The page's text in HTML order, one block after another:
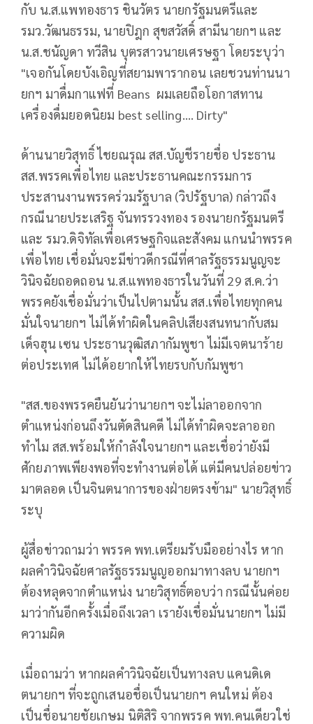
กับ น.ส.แพทองธาร ชินวัตร นายกรัฐมนตรีและ
รมว.วัฒนธรรม, นายปิฎก สุขสวัสดิ์ สามีนายกฯ และ
น.ส.ชนัญดา ทวีสิน บุตรสาวนายเศรษฐา โดยระบุว่า
"เจอกันโดยบังเอิญที่สยามพารากอน เลยชวนท่านนา
ยกฯ มาดื่มกาแฟที่ Beans ผมเลยถือโอกาสทาน
เครื่องดื่มยอดนิยม best selling…. Dirty"
ด้านนายวิสุทธิ์ ไชยณรุณ สส.บัญชีรายชื่อ ประธาน
สส.พรรคเพื่อไทย และประธานคณะกรรมการ
ประสานงานพรรคร่วมรัฐบาล (วิปรัฐบาล) กล่าวถึง
กรณีนายประเสริฐ จันทรรวงทอง รองนายกรัฐมนตรี
และ รมว.ดิจิทัลเพื่อเศรษฐกิจและสังคม แกนนำพรรค
เพื่อไทย เชื่อมั่นจะมีข่าวดีกรณีที่ศาลรัฐธรรมนูญจะ
วินิจฉัยถอดถอน น.ส.แพทองธารในวันที่ 29 ส.ค.ว่า
พรรคยังเชื่อมั่นว่าเป็นไปตามนั้น สส.เพื่อไทยทุกคน
มั่นใจนายกฯ ไม่ได้ทำผิดในคลิปเสียงสนทนากับสม
เด็จฮุน เซน ประธานวุฒิสภากัมพูชา ไม่มีเจตนาร้าย
ต่อประเทศ ไม่ได้อยากให้ไทยรบกับกัมพูชา
"สส.ของพรรคยืนยันว่านายกฯ จะไม่ลาออกจาก
ตำแหน่งก่อนถึงวันตัดสินคดี ไม่ได้ทำผิดจะลาออก
ทำไม สส.พร้อมให้กำลังใจนายกฯ และเชื่อว่ายังมี
ศักยภาพเพียงพอที่จะทำงานต่อได้ แต่มีคนปล่อยข่าว
มาตลอด เป็นจินตนาการของฝ่ายตรงข้าม" นายวิสุทธิ์
ระบุ
ผู้สื่อข่าวถามว่า พรรค พท.เตรียมรับมืออย่างไร หาก
ผลคำวินิจฉัยศาลรัฐธรรมนูญออกมาทางลบ นายกฯ
ต้องหลุดจากตำแหน่ง นายวิสุทธิ์ตอบว่า กรณีนั้นค่อย
มาว่ากันอีกครั้งเมื่อถึงเวลา เรายังเชื่อมั่นนายกฯ ไม่มี
ความผิด
เมื่อถามว่า หากผลคำวินิจฉัยเป็นทางลบ แคนดิเด
ตนายกฯ ที่จะถูกเสนอชื่อเป็นนายกฯ คนใหม่ ต้อง
เป็นชื่อนายชัยเกษม นิติสิริ จากพรรค พท.คนเดียวใช่